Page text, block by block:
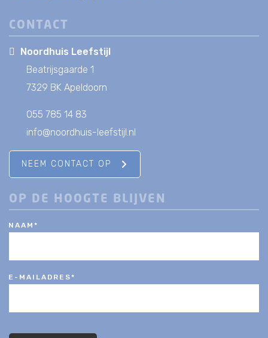
CONTACT
Noordhuis Leefstijl
Beatrijsgaarde 1
7329 BK Apeldoorn
055 785 14 83
info@noordhuis-leefstijl.nl
NEEM CONTACT OP
OP DE HOOGTE BLIJVEN
NAAM *
E-MAILADRES*